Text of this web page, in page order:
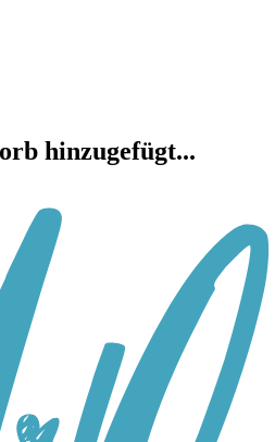
hinzugefügt...